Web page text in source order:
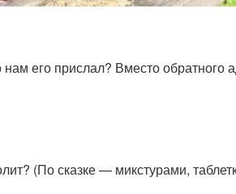
его прислал? Вместо обратного
(По сказке — микстурами,